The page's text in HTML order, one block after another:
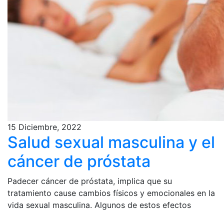
15 Diciembre, 2022
Salud sexual masculina y el
cáncer de próstata
Padecer cáncer de próstata, implica que su
tratamiento cause cambios físicos y emocionales en la
vida sexual masculina. Algunos de estos efectos